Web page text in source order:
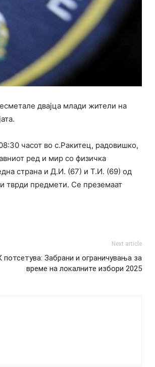
двајца млади жители на
часот во с.Ракитец, радовишко,
ред и мир со физичка
страна и Д.И. (67) и Т.И. (69) од
тврди предмети. Се преземаат
Next article
Забрани и ограничувања за
време на локалните избори 2025